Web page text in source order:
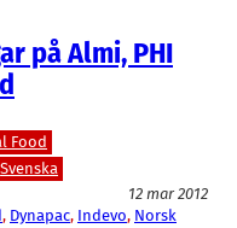
på Almi, PHI
Food
Svenska
12 mar 2012
, Dynapac, Indevo, Norsk